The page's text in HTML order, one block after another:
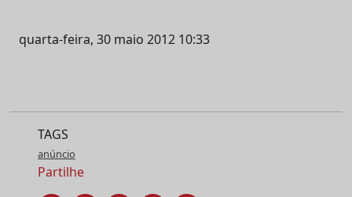
quarta-feira, 30 maio 2012 10:33
TAGS
anúncio
Partilhe